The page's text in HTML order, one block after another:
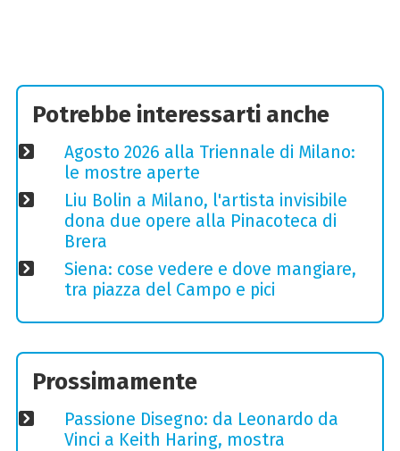
Potrebbe interessarti anche
Agosto 2026 alla Triennale di Milano:
le mostre aperte
Liu Bolin a Milano, l'artista invisibile
dona due opere alla Pinacoteca di
Brera
Siena: cose vedere e dove mangiare,
tra piazza del Campo e pici
Prossimamente
Passione Disegno: da Leonardo da
Vinci a Keith Haring, mostra